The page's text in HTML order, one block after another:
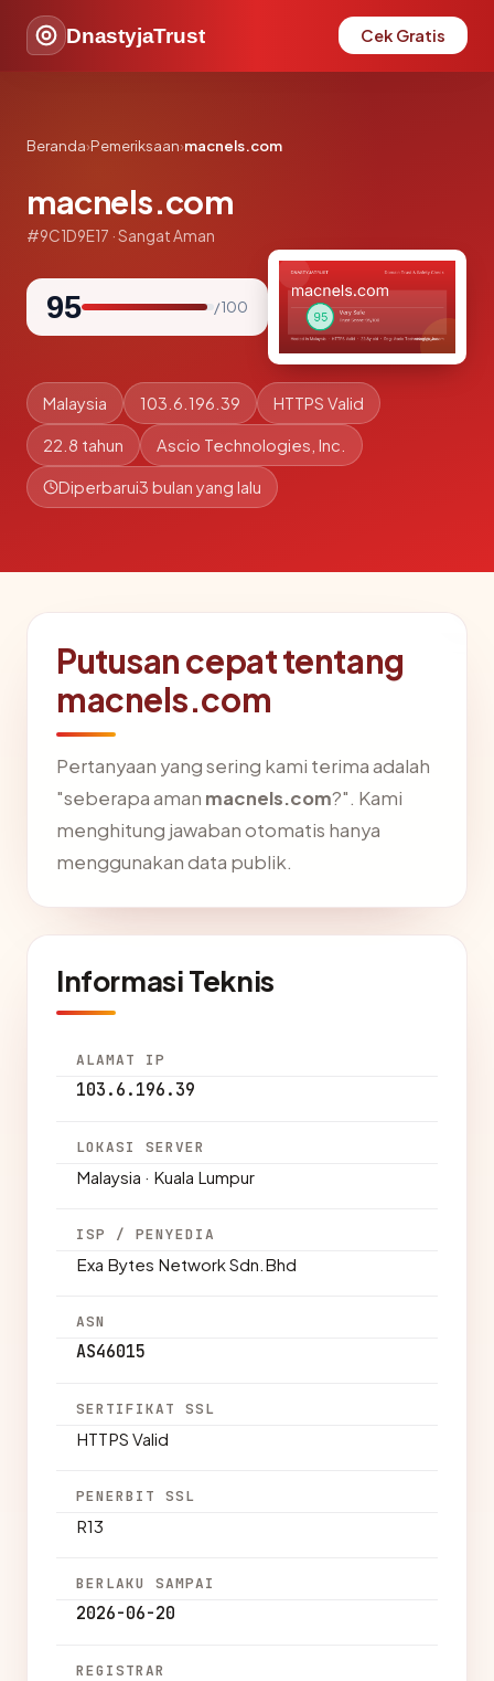
DnastyjaTrust Cek Gratis
Beranda›Pemeriksaan›macnels.com
macnels.com
#9C1D9E17 · Sangat Aman
95 / 100
Malaysia 103.6.196.39 HTTPS Valid
22.8 tahun Ascio Technologies, Inc.
Diperbarui3 bulan yang lalu
Putusan cepat tentang
macnels.com
Pertanyaan yang sering kami terima adalah
"seberapa aman macnels.com?". Kami
menghitung jawaban otomatis hanya
menggunakan data publik.
Informasi Teknis
ALAMAT IP
103.6.196.39
LOKASI SERVER
Malaysia · Kuala Lumpur
ISP / PENYEDIA
Exa Bytes Network Sdn.Bhd
ASN
AS46015
SERTIFIKAT SSL
HTTPS Valid
PENERBIT SSL
R13
BERLAKU SAMPAI
2026-06-20
REGISTRAR